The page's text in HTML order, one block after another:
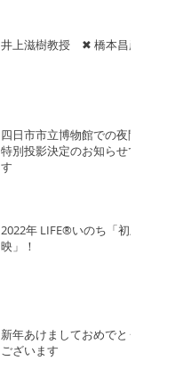
井上滋樹教授 ✖︎ 橋本昌彦
四日市市立博物館での夜間
特別投影決定のお知らせで
す
2022年 LIFE®︎いのち「初上
映」！
新年あけましておめでとう
ございます